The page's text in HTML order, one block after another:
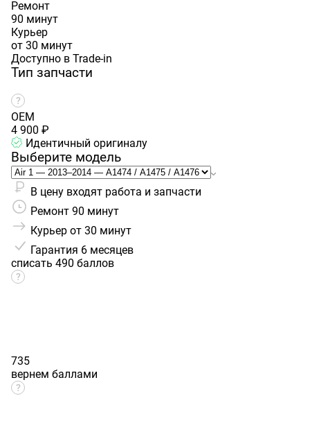
Ремонт
90 минут
Курьер
от 30 минут
Доступно в Trade-in
Тип запчасти
OEM
4 900 ₽
Идентичный оригиналу
Выберите модель
В цену входят работа и запчасти
Ремонт 90 минут
Курьер от 30 минут
Гарантия 6 месяцев
списать 490 баллов
735
вернем баллами